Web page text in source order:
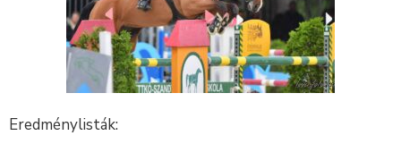
Eredménylisták: